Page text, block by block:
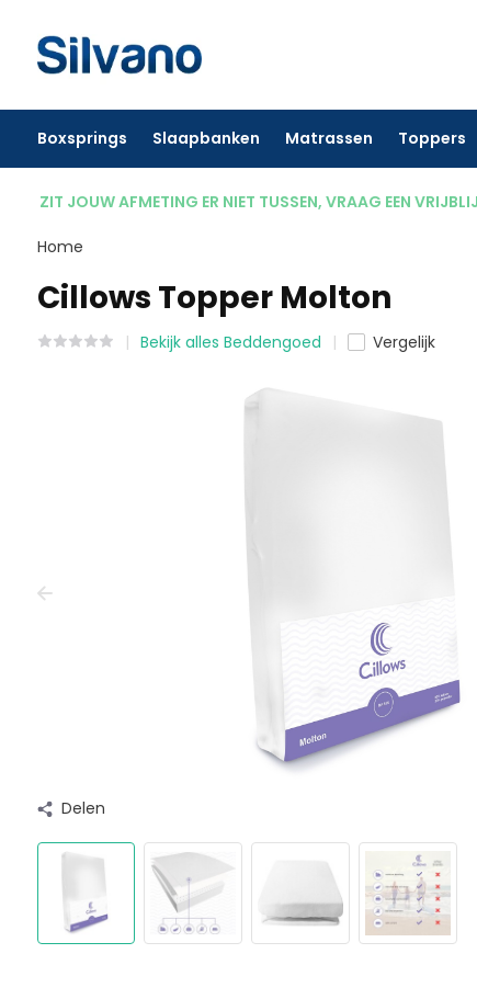
Boxsprings Slaapbanken Matrassen Toppers
ZIT JOUW AFMETING ER NIET TUSSEN, VRAAG EEN
Home
Cillows Topper Molton
Bekijk alles Beddengoed Vergelijk
Delen